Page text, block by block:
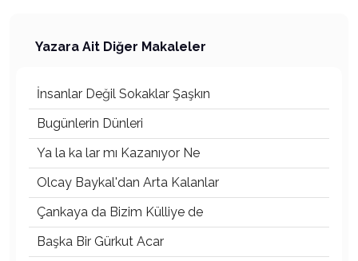
Yazara Ait Diğer Makaleler
İnsanlar Değil Sokaklar Şaşkın
Bugünlerin Dünleri
Ya la ka lar mı Kazanıyor Ne
Olcay Baykal'dan Arta Kalanlar
Çankaya da Bizim Külliye de
Başka Bir Gürkut Acar